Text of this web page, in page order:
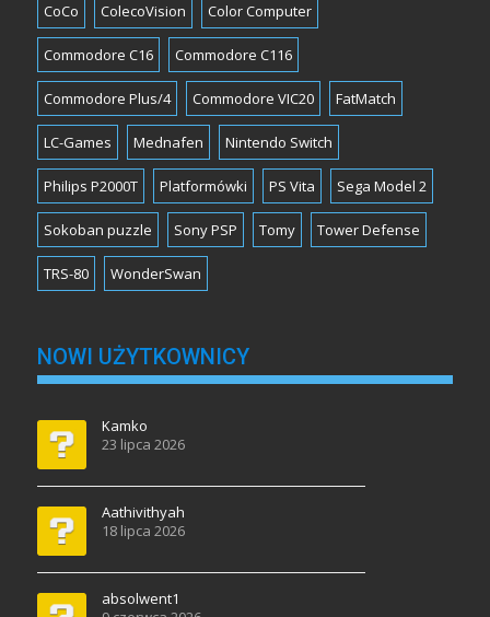
CoCo ColecoVision Color Computer
Commodore C16 Commodore C116
Commodore Plus/4 Commodore VIC20 FatMatch
LC-Games Mednafen Nintendo Switch
Philips P2000T Platformówki PS Vita Sega Model 2
Sokoban puzzle Sony PSP Tomy Tower Defense
TRS-80 WonderSwan
NOWI UŻYTKOWNICY
Kamko
23 lipca 2026
Aathivithyah
18 lipca 2026
absolwent1